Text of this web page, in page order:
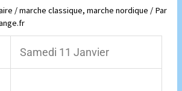
/marche classique,marche nordique / Par
Samedi 11 Janvier